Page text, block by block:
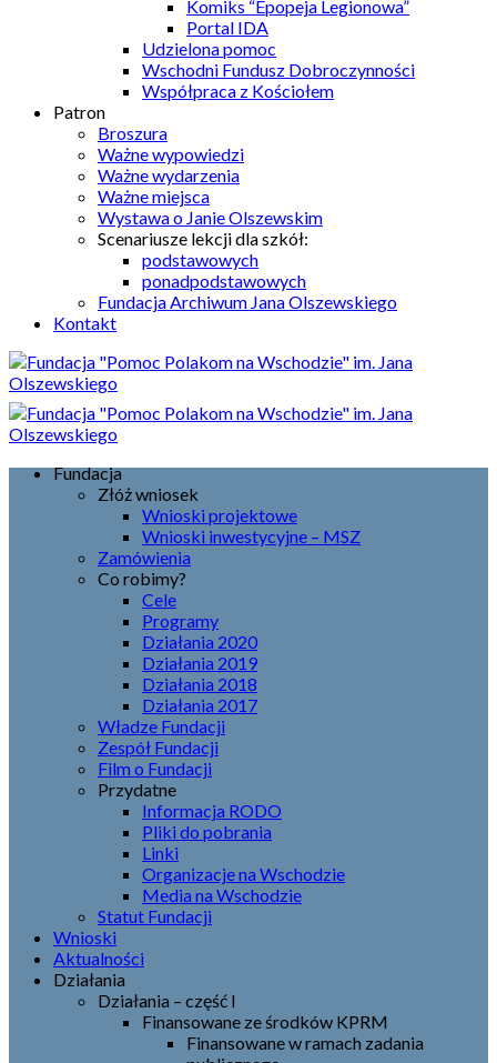
Komiks “Epopeja Legionowa”
Portal IDA
Udzielona pomoc
Wschodni Fundusz Dobroczynności
Współpraca z Kościołem
Patron
Broszura
Ważne wypowiedzi
Ważne wydarzenia
Ważne miejsca
Wystawa o Janie Olszewskim
Scenariusze lekcji dla szkół:
podstawowych
ponadpodstawowych
Fundacja Archiwum Jana Olszewskiego
Kontakt
Fundacja
Złóż wniosek
Wnioski projektowe
Wnioski inwestycyjne – MSZ
Zamówienia
Co robimy?
Cele
Programy
Działania 2020
Działania 2019
Działania 2018
Działania 2017
Władze Fundacji
Zespół Fundacji
Film o Fundacji
Przydatne
Informacja RODO
Pliki do pobrania
Linki
Organizacje na Wschodzie
Media na Wschodzie
Statut Fundacji
Wnioski
Aktualności
Działania
Działania – część I
Finansowane ze środków KPRM
Finansowane w ramach zadania